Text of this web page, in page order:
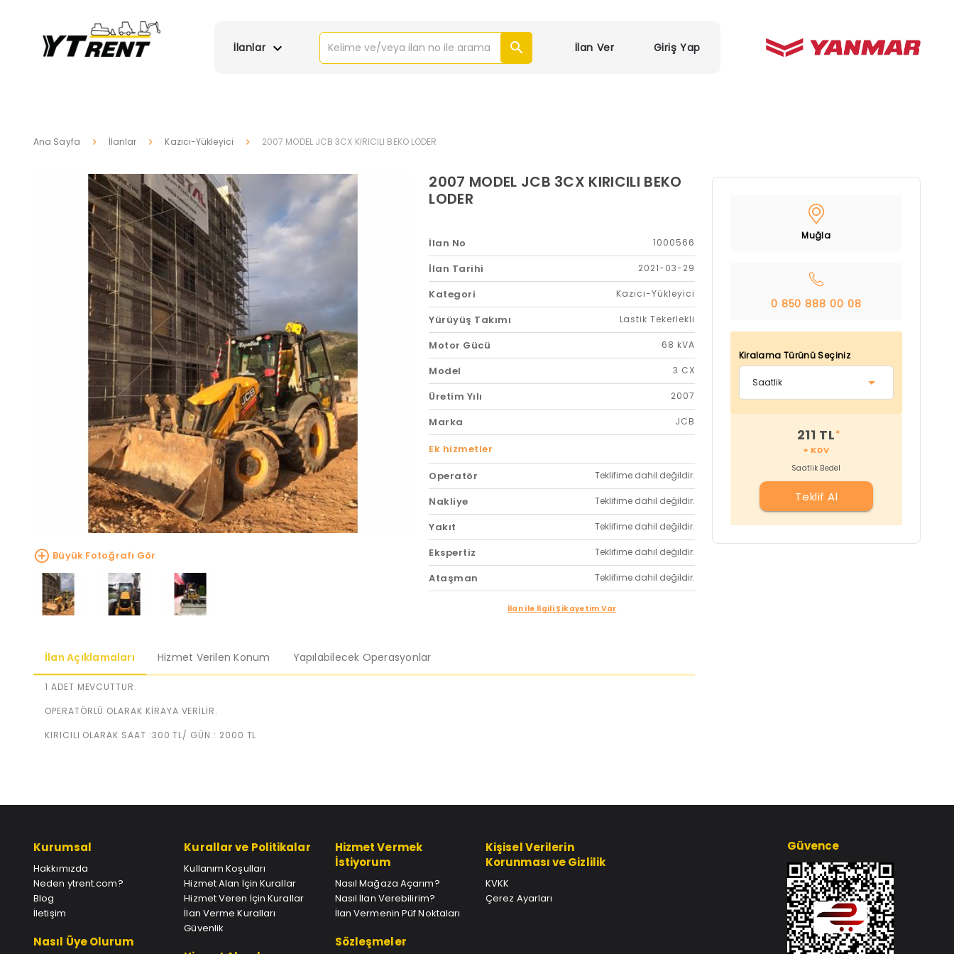
İlanlar İlan Ver Giriş Yap
Ana Sayfa İlanlar Kazıcı-Yükleyici 2007 MODEL JCB 3CX KIRICILI BEKO LODER
Büyük Fotoğrafı Gör
2007 MODEL JCB 3CX KIRICILI BEKO
LODER
İlan No 1000566
İlan Tarihi 2021-03-29
Kategori Kazıcı-Yükleyici
Yürüyüş Takımı Lastik Tekerlekli
Motor Gücü 68 kVA
Model 3 CX
Üretim Yılı 2007
Marka JCB
Ek hizmetler
Operatör
Teklifime dahil değildir.
Nakliye Teklifime dahil değildir.
Yakıt Teklifime dahil değildir.
Ekspertiz Teklifime dahil değildir.
Ataşman Teklifime dahil değildir.
İlan ile İlgili Şikayetim Var
İlan Açıklamaları Hizmet Verilen Konum Yapılabilecek Operasyonlar
1 ADET MEVCUTTUR.
OPERATÖRLÜ OLARAK KİRAYA VERİLİR.
KIRICILI OLARAK SAAT :300 TL/ GÜN : 2000 TL
Muğla
0 850 888 00 08
Kiralama Türünü Seçiniz
211 TL*
+ KDV
Saatlik Bedel
Teklif Al
Kurumsal
Hakkımızda
Neden ytrent.com?
Blog
İletişim
Nasıl Üye Olurum
Kurallar ve Politikalar
Kullanım Koşulları
Hizmet Alan İçin Kurallar
Hizmet Veren İçin Kurallar
İlan Verme Kuralları
Güvenlik
Hizmet Vermek
İstiyorum
Nasıl Mağaza Açarım?
Nasıl İlan Verebilirim?
İlan Vermenin Püf Noktaları
Sözleşmeler
Kişisel Verilerin
Korunması ve Gizlilik
KVKK
Çerez Ayarları
Güvence